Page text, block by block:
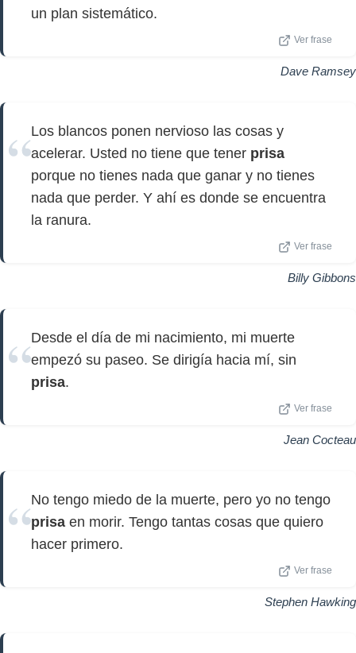
un plan sistemático.
Ver frase
Dave Ramsey
Los blancos ponen nervioso las cosas y
acelerar. Usted no tiene que tener prisa
porque no tienes nada que ganar y no tienes
nada que perder. Y ahí es donde se encuentra
la ranura.
Ver frase
Billy Gibbons
Desde el día de mi nacimiento, mi muerte
empezó su paseo. Se dirigía hacia mí, sin
prisa.
Ver frase
Jean Cocteau
No tengo miedo de la muerte, pero yo no tengo
prisa en morir. Tengo tantas cosas que quiero
hacer primero.
Ver frase
Stephen Hawking